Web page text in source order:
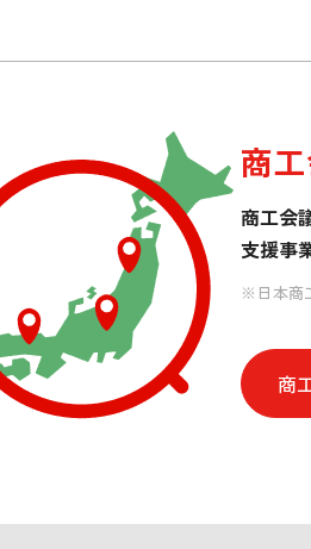
商
商工会
支援事
※日本商
商